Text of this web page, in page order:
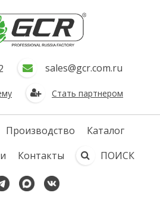
sales@gcr.com.ru
Стать партнером
Производство
Каталог
Контакты ПОИСК